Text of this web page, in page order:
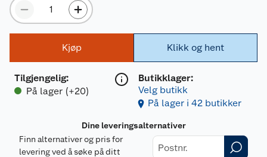
Kjøp
Tilgjengelig:
På lager (+20)
Klikk og hent
Butikklager:
Velg butikk
På lager i 42 butikker
Dine leveringsalternativer
Finn alternativer og pris for
levering ved å søke på ditt